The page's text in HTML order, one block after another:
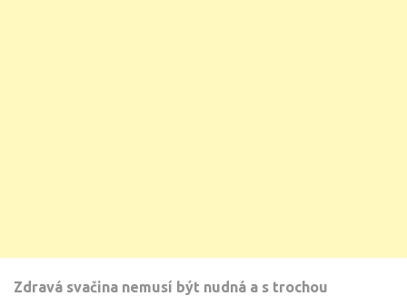
Zdravá svačina nemusí být nudná a s trochou